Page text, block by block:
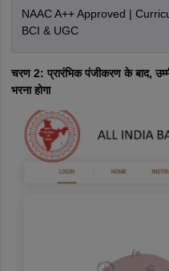
NAAC A++ Approved |
BCI & UGC
चरण 2: प्रारंभिक पंजीकरण के बाद,
भरना होगा